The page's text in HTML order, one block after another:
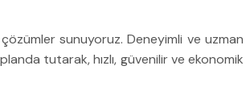
sunuyoruz. Deneyimli ve uzman
tutarak, hızlı, güvenilir ve ekonomik